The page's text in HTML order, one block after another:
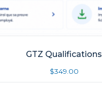
GTZ Qualifications
$349.00